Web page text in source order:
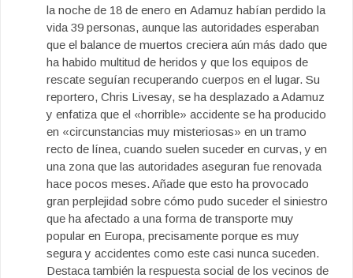
la noche de 18 de enero en Adamuz habían perdido la
vida 39 personas, aunque las autoridades esperaban
que el balance de muertos creciera aún más dado que
ha habido multitud de heridos y que los equipos de
rescate seguían recuperando cuerpos en el lugar. Su
reportero, Chris Livesay, se ha desplazado a Adamuz
y enfatiza que el «horrible» accidente se ha producido
en «circunstancias muy misteriosas» en un tramo
recto de línea, cuando suelen suceder en curvas, y en
una zona que las autoridades aseguran fue renovada
hace pocos meses. Añade que esto ha provocado
gran perplejidad sobre cómo pudo suceder el siniestro
que ha afectado a una forma de transporte muy
popular en Europa, precisamente porque es muy
segura y accidentes como este casi nunca suceden.
Destaca también la respuesta social de los vecinos de